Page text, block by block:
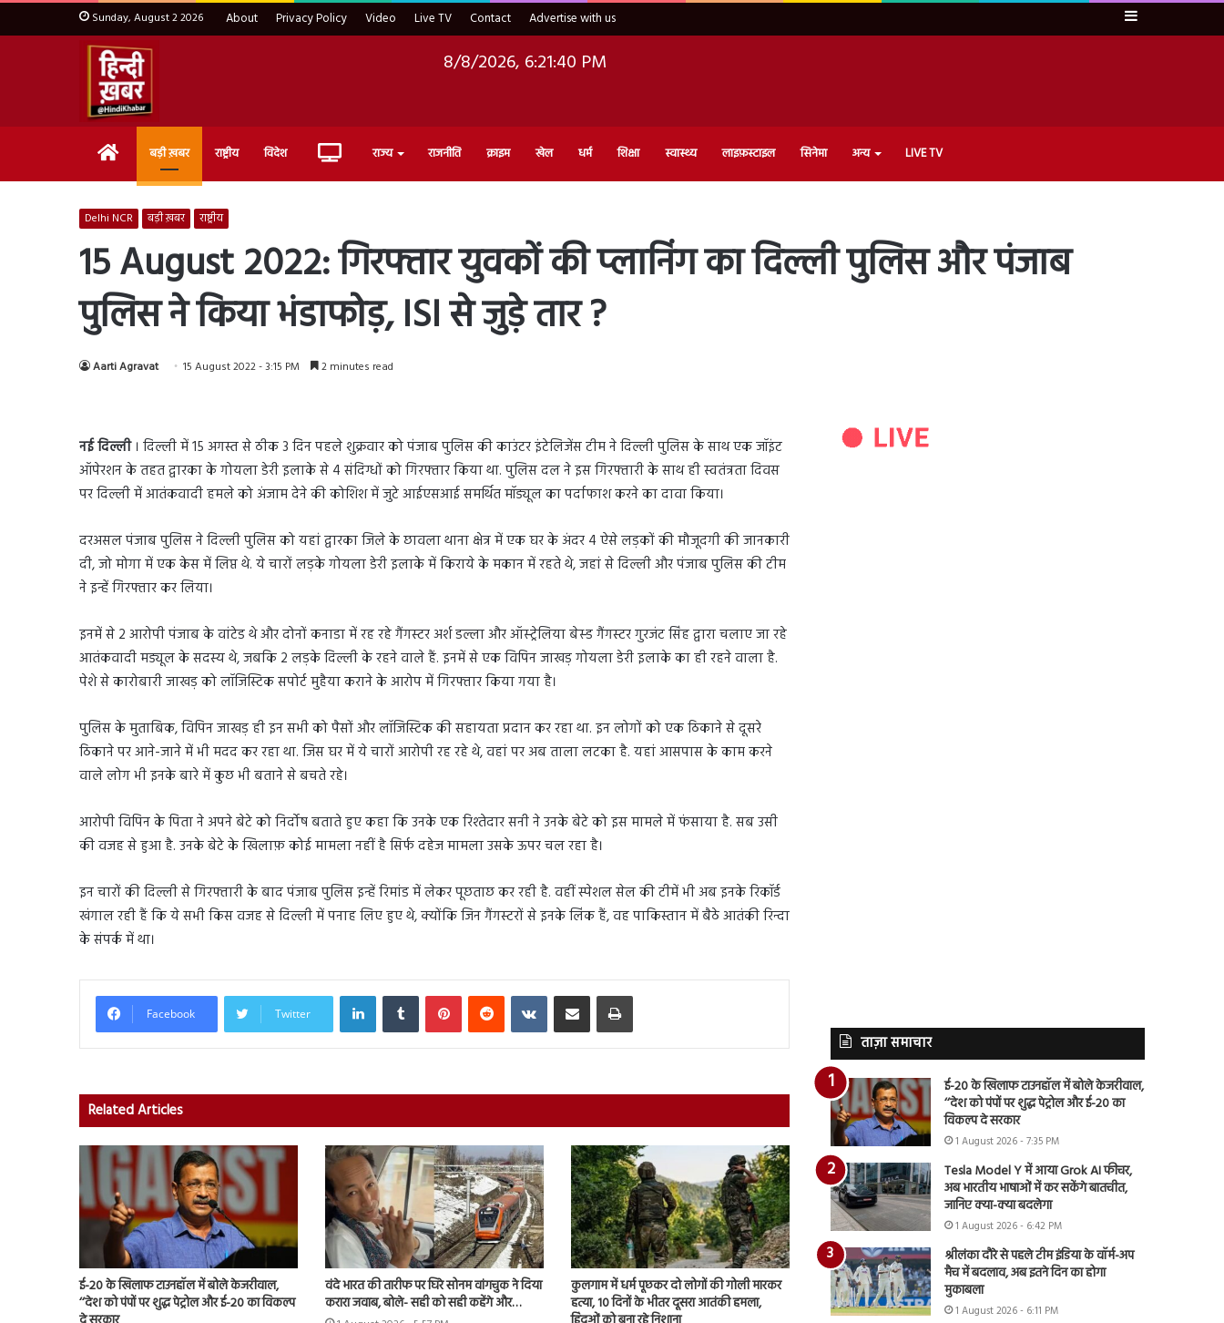
Sunday, August 2 2026 About Privacy Policy Video Live TV Contact Advertise with us Sidebar
8/8/2026, 6:21:41 PM
Home बड़ी ख़बर राष्ट्रीय विदेश Live राज्य राजनीति क्राइम खेल धर्म शिक्षा स्वास्थ्य लाइफ़स्टाइल सिनेमा अन्य LIVE TV
Delhi NCR बड़ी ख़बर राष्ट्रीय
15 August 2022: गिरफ्तार युवकों की प्लानिंग का दिल्ली पुलिस और पंजाब
पुलिस ने किया भंडाफोड़, ISI से जुड़े तार ?
Aarti Agravat 15 August 2022 - 3:15 PM 2 minutes read
नई दिल्ली। दिल्ली में 15 अगस्त से ठीक 3 दिन पहले शुक्रवार को पंजाब पुलिस की काउंटर इंटेलिजेंस टीम ने दिल्ली पुलिस के साथ एक जॉइंट
ऑपेरशन के तहत द्वारका के गोयला डेरी इलाके से 4 संदिग्धों को गिरफ्तार किया था. पुलिस दल ने इस गिरफ्तारी के साथ ही स्वतंत्रता दिवस
पर दिल्ली में आतंकवादी हमले को अंजाम देने की कोशिश में जुटे आईएसआई समर्थित मॉड्यूल का पर्दाफाश करने का दावा किया।
दरअसल पंजाब पुलिस ने दिल्ली पुलिस को यहां द्वारका जिले के छावला थाना क्षेत्र में एक घर के अंदर 4 ऐसे लड़कों की मौजूदगी की जानकारी
दी, जो मोगा में एक केस में लिप्त थे. ये चारों लड़के गोयला डेरी इलाके में किराये के मकान में रहते थे, जहां से दिल्ली और पंजाब पुलिस की टीम
ने इन्हें गिरफ्तार कर लिया।
इनमें से 2 आरोपी पंजाब के वांटेड थे और दोनों कनाडा में रह रहे गैंगस्टर अर्श डल्ला और ऑस्ट्रेलिया बेस्ड गैंगस्टर गुरजंट सिंह द्वारा चलाए जा रहे
आतंकवादी मड्यूल के सदस्य थे, जबकि 2 लड़के दिल्ली के रहने वाले हैं. इनमें से एक विपिन जाखड़ गोयला डेरी इलाके का ही रहने वाला है.
पेशे से कारोबारी जाखड़ को लॉजिस्टिक सपोर्ट मुहैया कराने के आरोप में गिरफ्तार किया गया है।
पुलिस के मुताबिक, विपिन जाखड़ ही इन सभी को पैसों और लॉजिस्टिक की सहायता प्रदान कर रहा था. इन लोगों को एक ठिकाने से दूसरे
ठिकाने पर आने-जाने में भी मदद कर रहा था. जिस घर में ये चारों आरोपी रह रहे थे, वहां पर अब ताला लटका है. यहां आसपास के काम करने
वाले लोग भी इनके बारे में कुछ भी बताने से बचते रहे।
आरोपी विपिन के पिता ने अपने बेटे को निर्दोष बताते हुए कहा कि उनके एक रिश्तेदार सनी ने उनके बेटे को इस मामले में फंसाया है. सब उसी
की वजह से हुआ है. उनके बेटे के खिलाफ़ कोई मामला नहीं है सिर्फ दहेज मामला उसके ऊपर चल रहा है।
इन चारों की दिल्ली से गिरफ्तारी के बाद पंजाब पुलिस इन्हें रिमांड में लेकर पूछताछ कर रही है. वहीं स्पेशल सेल की टीमें भी अब इनके रिकॉर्ड
खंगाल रही हैं कि ये सभी किस वजह से दिल्ली में पनाह लिए हुए थे, क्योंकि जिन गैंगस्टरों से इनके लिंक हैं, वह पाकिस्तान में बैठे आतंकी रिन्दा
के संपर्क में था।
Facebook Twitter
LinkedInTumblr PinterestReddit VKontakteShare via Email Print
Related Articles
ई-20 के खिलाफ टाउनहॉल में बोले केजरीवाल,
‘‘देश को पंपों पर शुद्ध पेट्रोल और ई-20 का विकल्प
वंदे भारत की तारीफ पर घिरे सोनम वांगचुक ने दिया
करारा जवाब, बोले- सही को सही कहेंगे और…
कुलगाम में धर्म पूछकर दो लोगों की गोली मारकर
हत्या, 10 दिनों के भीतर दूसरा आतंकी हमला,
ताज़ा समाचार
ई-20 के खिलाफ टाउनहॉल में बोले केजरीवाल,
‘‘देश को पंपों पर शुद्ध पेट्रोल और ई-20 का
विकल्प दे सरकार
1 August 2026 - 7:35 PM
Tesla Model Y में आया Grok AI फीचर,
अब भारतीय भाषाओं में कर सकेंगे बातचीत,
जानिए क्या-क्या बदलेगा
1 August 2026 - 6:42 PM
श्रीलंका दौरे से पहले टीम इंडिया के वॉर्म-अप
मैच में बदलाव, अब इतने दिन का होगा
मुकाबला
1 August 2026 - 6:11 PM